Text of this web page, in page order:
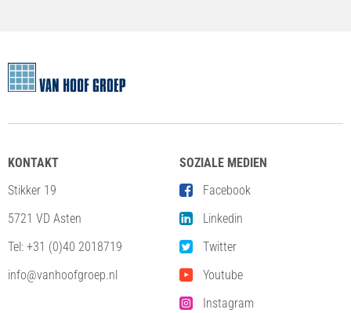
KONTAKT
Stikker 19
5721 VD Asten
Tel: +31 (0)40 2018719
info@vanhoofgroep.nl
SOZIALE MEDIEN
Facebook
Linkedin
Twitter
Youtube
Instagram